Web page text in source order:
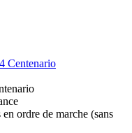
Centenario
en ordre de marche (sans